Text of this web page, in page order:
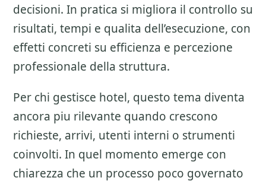
decisioni. In pratica si migliora il controllo su
risultati, tempi e qualita dell’esecuzione, con
effetti concreti su efficienza e percezione
professionale della struttura.
Per chi gestisce hotel, questo tema diventa
ancora piu rilevante quando crescono
richieste, arrivi, utenti interni o strumenti
coinvolti. In quel momento emerge con
chiarezza che un processo poco governato